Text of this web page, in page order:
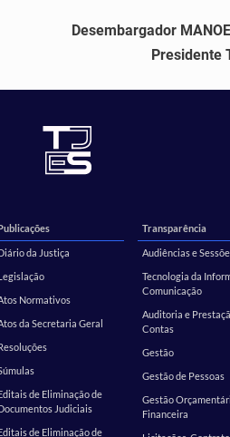
Desembargador
Presidente
da Justiça
Normativos
da Secretaria Geral
de Eliminação de
Judiciais
de Eliminação de
Transparência
Audiências e
Tecnologia da
Comunicação
Auditoria e
Contas
Gestão
Gestão de Pessoas
Gestão
Financeira